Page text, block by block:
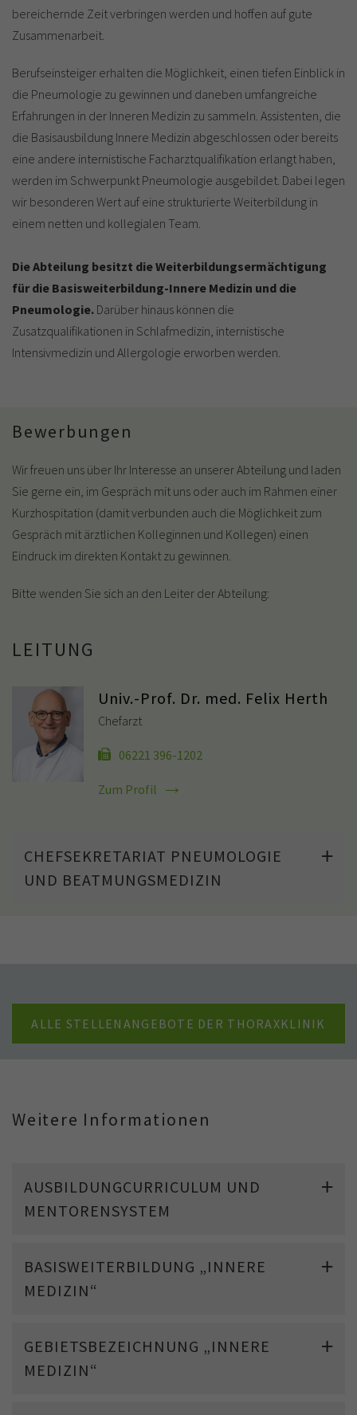
bereichernde Zeit verbringen werden und hoffen auf gute
Zusammenarbeit.
Berufseinsteiger erhalten die Möglichkeit, einen tiefen Einblick in
die Pneumologie zu gewinnen und daneben umfangreiche
Erfahrungen in der Inneren Medizin zu sammeln. Assistenten, die
die Basisausbildung Innere Medizin abgeschlossen oder bereits
eine andere internistische Facharztqualifikation erlangt haben,
werden im Schwerpunkt Pneumologie ausgebildet. Dabei legen
wir besonderen Wert auf eine strukturierte Weiterbildung in
einem netten und kollegialen Team.
Die Abteilung besitzt die Weiterbildungsermächtigung
für die Basisweiterbildung-Innere Medizin und die
Pneumologie. Darüber hinaus können die
Zusatzqualifikationen in Schlafmedizin, internistische
Intensivmedizin und Allergologie erworben werden.
Bewerbungen
Wir freuen uns über Ihr Interesse an unserer Abteilung und laden
Sie gerne ein, im Gespräch mit uns oder auch im Rahmen einer
Kurzhospitation (damit verbunden auch die Möglichkeit zum
Gespräch mit ärztlichen Kolleginnen und Kollegen) einen
Eindruck im direkten Kontakt zu gewinnen.
Bitte wenden Sie sich an den Leiter der Abteilung:
LEITUNG
Univ.-Prof. Dr. med. Felix Herth
Chefarzt
06221 396-1202
Zum Profil
CHEFSEKRETARIAT PNEUMOLOGIE
UND BEATMUNGSMEDIZIN
ALLE STELLENANGEBOTE DER THORAXKLINIK
Weitere Informationen
AUSBILDUNGCURRICULUM UND
MENTORENSYSTEM
BASISWEITERBILDUNG „INNERE
MEDIZIN“
GEBIETSBEZEICHNUNG „INNERE
MEDIZIN“